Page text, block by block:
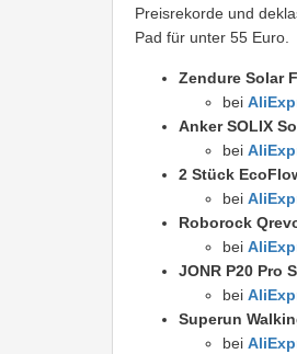
Preisrekorde und
Pad für unter 55 Euro.
Zendure Solar
bei
Anker SOLIX
bei
2 Stück
bei
Roborock
bei
JONR P20 Pro
bei
Superun
bei